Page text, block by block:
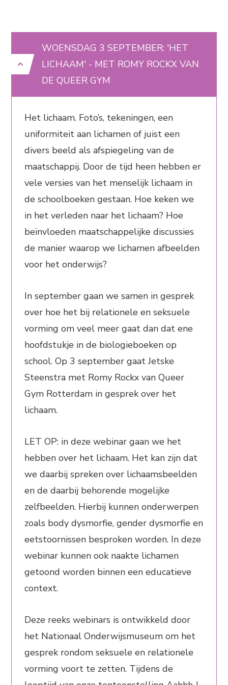
WOENSDAG 3 SEPTEMBER: 'HET
LICHAAM' - MET ROMY ROCKX VAN
DE QUEER GYM
Het lichaam. Foto’s, tekeningen, een
uniformiteit aan lichamen of juist een
divers beeld als afspiegeling van de
maatschappij. Door de tijd heen hebben er
vele versies van het menselijk lichaam in
de schoolboeken gestaan. Hoe keken we
in het verleden naar het lichaam? Hoe
beïnvloeden maatschappelijke discussies
de manier waarop we lichamen afbeelden
voor het onderwijs?
In september gaan we samen in gesprek
over hoe het bij relationele en seksuele
vorming om veel meer gaat dan dat ene
hoofdstukje in de biologieboeken op
school. Op 3 september gaat Jetske
Steenstra met Romy Rockx van Queer
Gym Rotterdam in gesprek over het
lichaam.
LET OP: in deze webinar gaan we het
hebben over het lichaam. Het kan zijn dat
we daarbij spreken over lichaamsbeelden
en de daarbij behorende mogelijke
zelfbeelden. Hierbij kunnen onderwerpen
zoals body dysmorfie, gender dysmorfie en
eetstoornissen besproken worden. In deze
webinar kunnen ook naakte lichamen
getoond worden binnen een educatieve
context.
Deze reeks webinars is ontwikkeld door
het Nationaal Onderwijsmuseum om het
gesprek rondom seksuele en relationele
vorming voort te zetten. Tijdens de